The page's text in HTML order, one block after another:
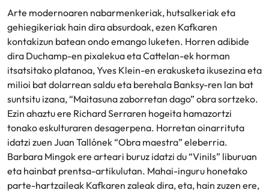
Arte modernoaren nabarmenkeriak, hutsalkeriak eta
gehiegikeriak hain dira absurdoak, ezen Kafkaren
kontakizun batean ondo emango luketen. Horren adibide
dira Duchamp-en pixalekua eta Cattelan-ek horman
itsatsitako platanoa, Yves Klein-en erakusketa ikusezina eta
milioi bat dolarrean saldu eta berehala Banksy-ren lan bat
suntsitu izana, “Maitasuna zaborretan dago” obra sortzeko.
Ezin ahaztu ere Richard Serraren hogeita hamazortzi
tonako eskulturaren desagerpena. Horretan oinarrituta
idatzi zuen Juan Tallónek “Obra maestra” eleberria.
Barbara Mingok ere arteari buruz idatzi du “Vinils” liburuan
eta hainbat prentsa-artikulutan. Mahai-inguru honetako
parte-hartzaileak Kafkaren zaleak dira, eta, hain zuzen ere,